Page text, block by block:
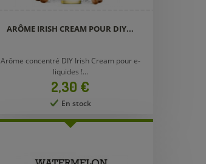
ARÔME IRISH CREAM POUR DIY...
Arôme concentré DIY Irish Cream pour e-
liquides !...
Prix
2,30 €
En stock